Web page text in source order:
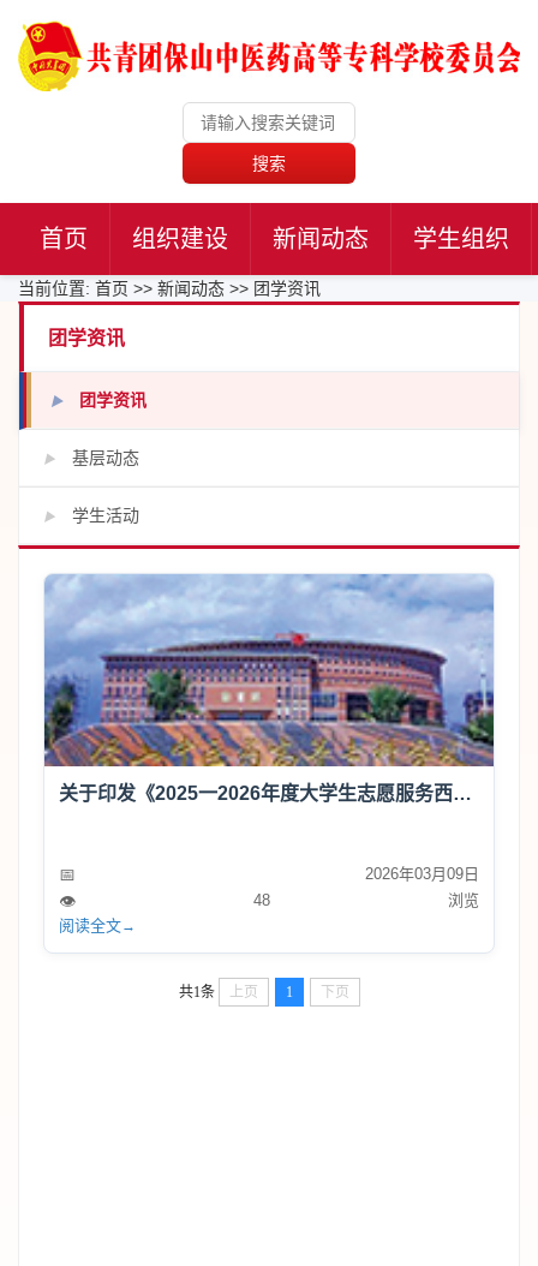
搜索
首页 组织建设 新闻动态 学生组织
当前位置: 首页 >> 新闻动态 >> 团学资讯
团学资讯
▶ 团学资讯
▶ 基层动态
▶ 学生活动
关于印发《2025一2026年度大学生志愿服务西部计划实施方案》的通知
📅 2026年03月09日
👁️ 48
浏览
阅读全文→
共1条 上页 1 下页